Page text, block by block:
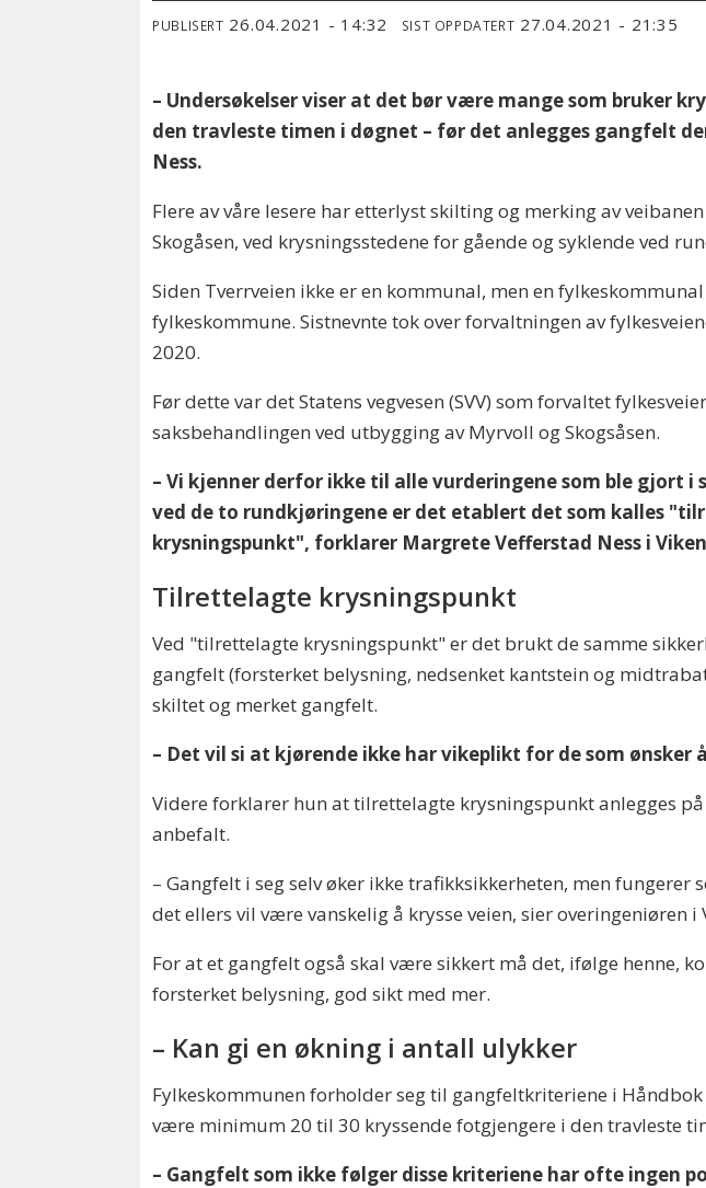
PUBLISERT 26.04.2021 - 14:32 SIST OPPDATERT 27.04.2021 - 21:35
– Undersøkelser viser at det bør være mange som bruker
den travleste timen i døgnet – før det anlegges gangfelt
Ness.
Flere av våre lesere har etterlyst skilting og merking av
Skogåsen, ved krysningsstedene for gående og syklende ved
Siden Tverrveien ikke er en kommunal, men en
fylkeskommune. Sistnevnte tok over forvaltningen av
2020.
Før dette var det Statens vegvesen (SVV) som forvaltet
saksbehandlingen ved utbygging av Myrvoll og Skogsåsen.
– Vi kjenner derfor ikke til alle vurderingene som ble gjort i
ved de to rundkjøringene er det etablert det som kalles
krysningspunkt", forklarer Margrete Vefferstad Ness i
Tilrettelagte krysningspunkt
Ved "tilrettelagte krysningspunkt" er det brukt de samme
gangfelt (forsterket belysning, nedsenket kantstein og
skiltet og merket gangfelt.
– Det vil si at kjørende ikke har vikeplikt for de som ønsker
Videre forklarer hun at tilrettelagte krysningspunkt anlegges
anbefalt.
– Gangfelt i seg selv øker ikke trafikksikkerheten, men
det ellers vil være vanskelig å krysse veien, sier overingeniøren i
For at et gangfelt også skal være sikkert må det, ifølge henne,
forsterket belysning, god sikt med mer.
– Kan gi en økning i antall ulykker
Fylkeskommunen forholder seg til gangfeltkriteriene i
være minimum 20 til 30 kryssende fotgjengere i den travleste
– Gangfelt som ikke følger disse kriteriene har ofte ingen